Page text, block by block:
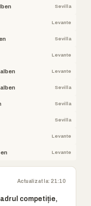
Sevilla
Levante
Sevilla
Levante
Levante
Sevilla
Sevilla
Sevilla
Levante
Levante
Actualizat la: 21:10
competiție,